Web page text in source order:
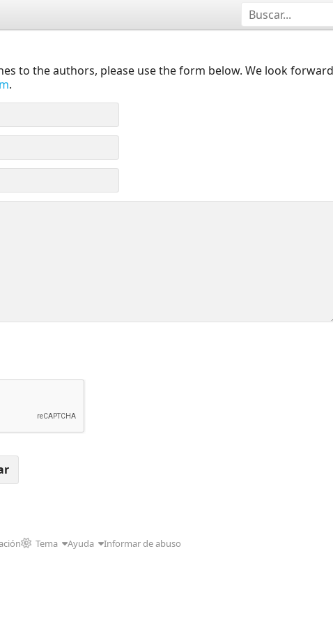
to the authors, please use the form below. We look
.
Tema Ayuda Informar de abuso